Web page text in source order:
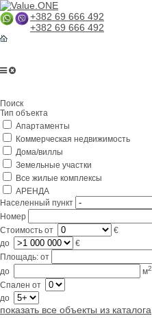
+382 69 666 492
+382 69 666 492
Поиск
Тип объекта
Апартаменты
Коммерческая недвижимость
Дома/виллы
Земельные участки
Все жилые комплексы
АРЕНДА
Населенный пункт
Номер
Стоимость от
€
до
€
Площадь: от
до м2
Спален от
до
показать все объекты из каталога